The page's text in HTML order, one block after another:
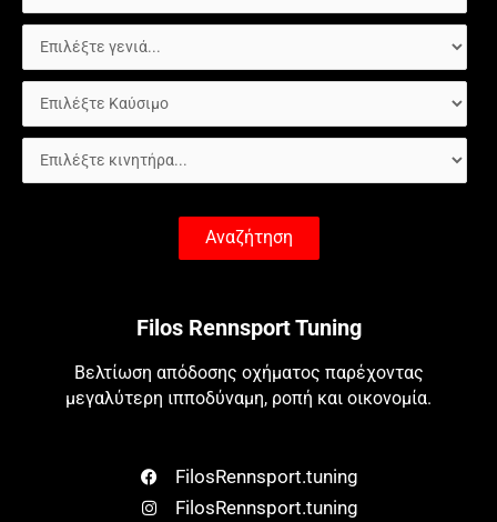
Αναζήτηση
Filos Rennsport Tuning
Βελτίωση απόδοσης οχήματος παρέχοντας
μεγαλύτερη ιπποδύναμη, ροπή και οικονομία.
FilosRennsport.tuning
FilosRennsport.tuning